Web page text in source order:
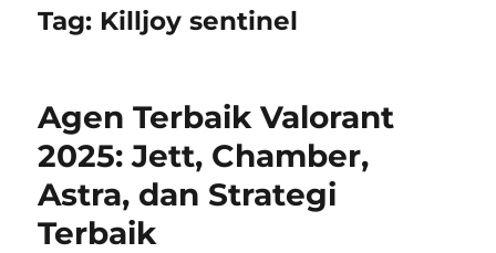
Tag: Killjoy sentinel
Agen Terbaik Valorant
2025: Jett, Chamber,
Astra, dan Strategi
Terbaik